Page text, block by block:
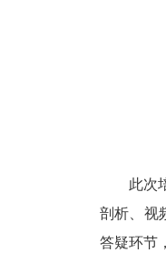
此次
剖析、视
答疑环节